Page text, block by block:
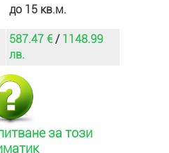
до 15 кв.м.
587.47 €/ 1148.99
лв.
за този